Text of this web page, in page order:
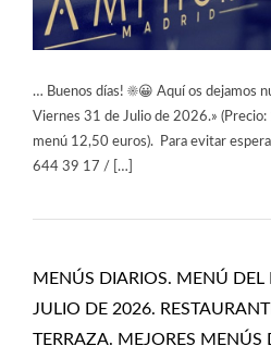
… Buenos días! ☀️😀 Aquí os dejamos
Viernes 31 de Julio de 2026.»
menú 12,50 euros). Para evitar
644 39 17 / […]
MENÚS DIARIOS. MENÚ DEL
JULIO DE 2026.
TERRAZA. MEJORES MENÚS